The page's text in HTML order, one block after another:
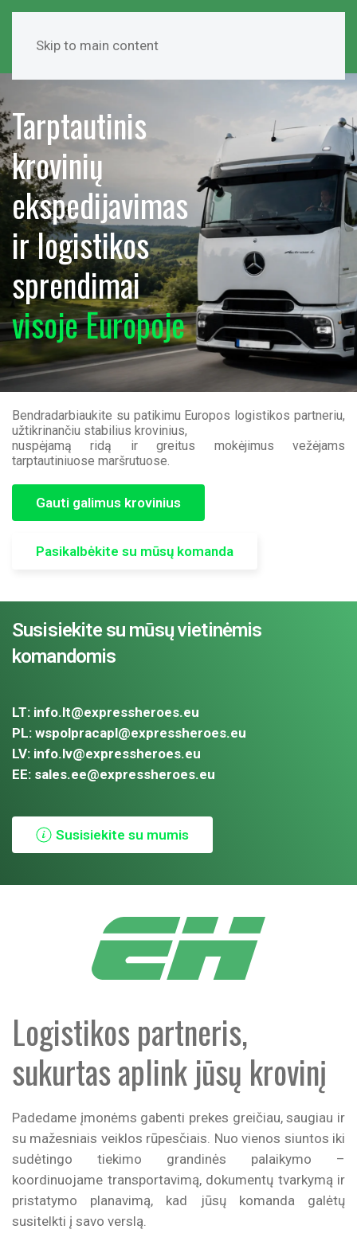
Skip to main content
Tarptautinis
krovinių
ekspedijavimas
ir logistikos
sprendimai
visoje Europoje
Bendradarbiaukite su patikimu Europos logistikos partneriu,
užtikrinančiu stabilius krovinius,
nuspėjamą ridą ir greitus mokėjimus vežėjams
tarptautiniuose maršrutuose.
Gauti galimus krovinius
Pasikalbėkite su mūsų komanda
Susisiekite su mūsų vietinėmis
komandomis
LT: info.lt@expressheroes.eu
PL: wspolpracapl@expressheroes.eu
LV: info.lv@expressheroes.eu
EE: sales.ee@expressheroes.eu
Susisiekite su mumis
Logistikos partneris,
sukurtas aplink jūsų krovinį
Padedame įmonėms gabenti prekes greičiau, saugiau ir
su mažesniais veiklos rūpesčiais. Nuo vienos siuntos iki
sudėtingo tiekimo grandinės palaikymo –
koordinuojame transportavimą, dokumentų tvarkymą ir
pristatymo planavimą, kad jūsų komanda galėtų
susitelkti į savo verslą.